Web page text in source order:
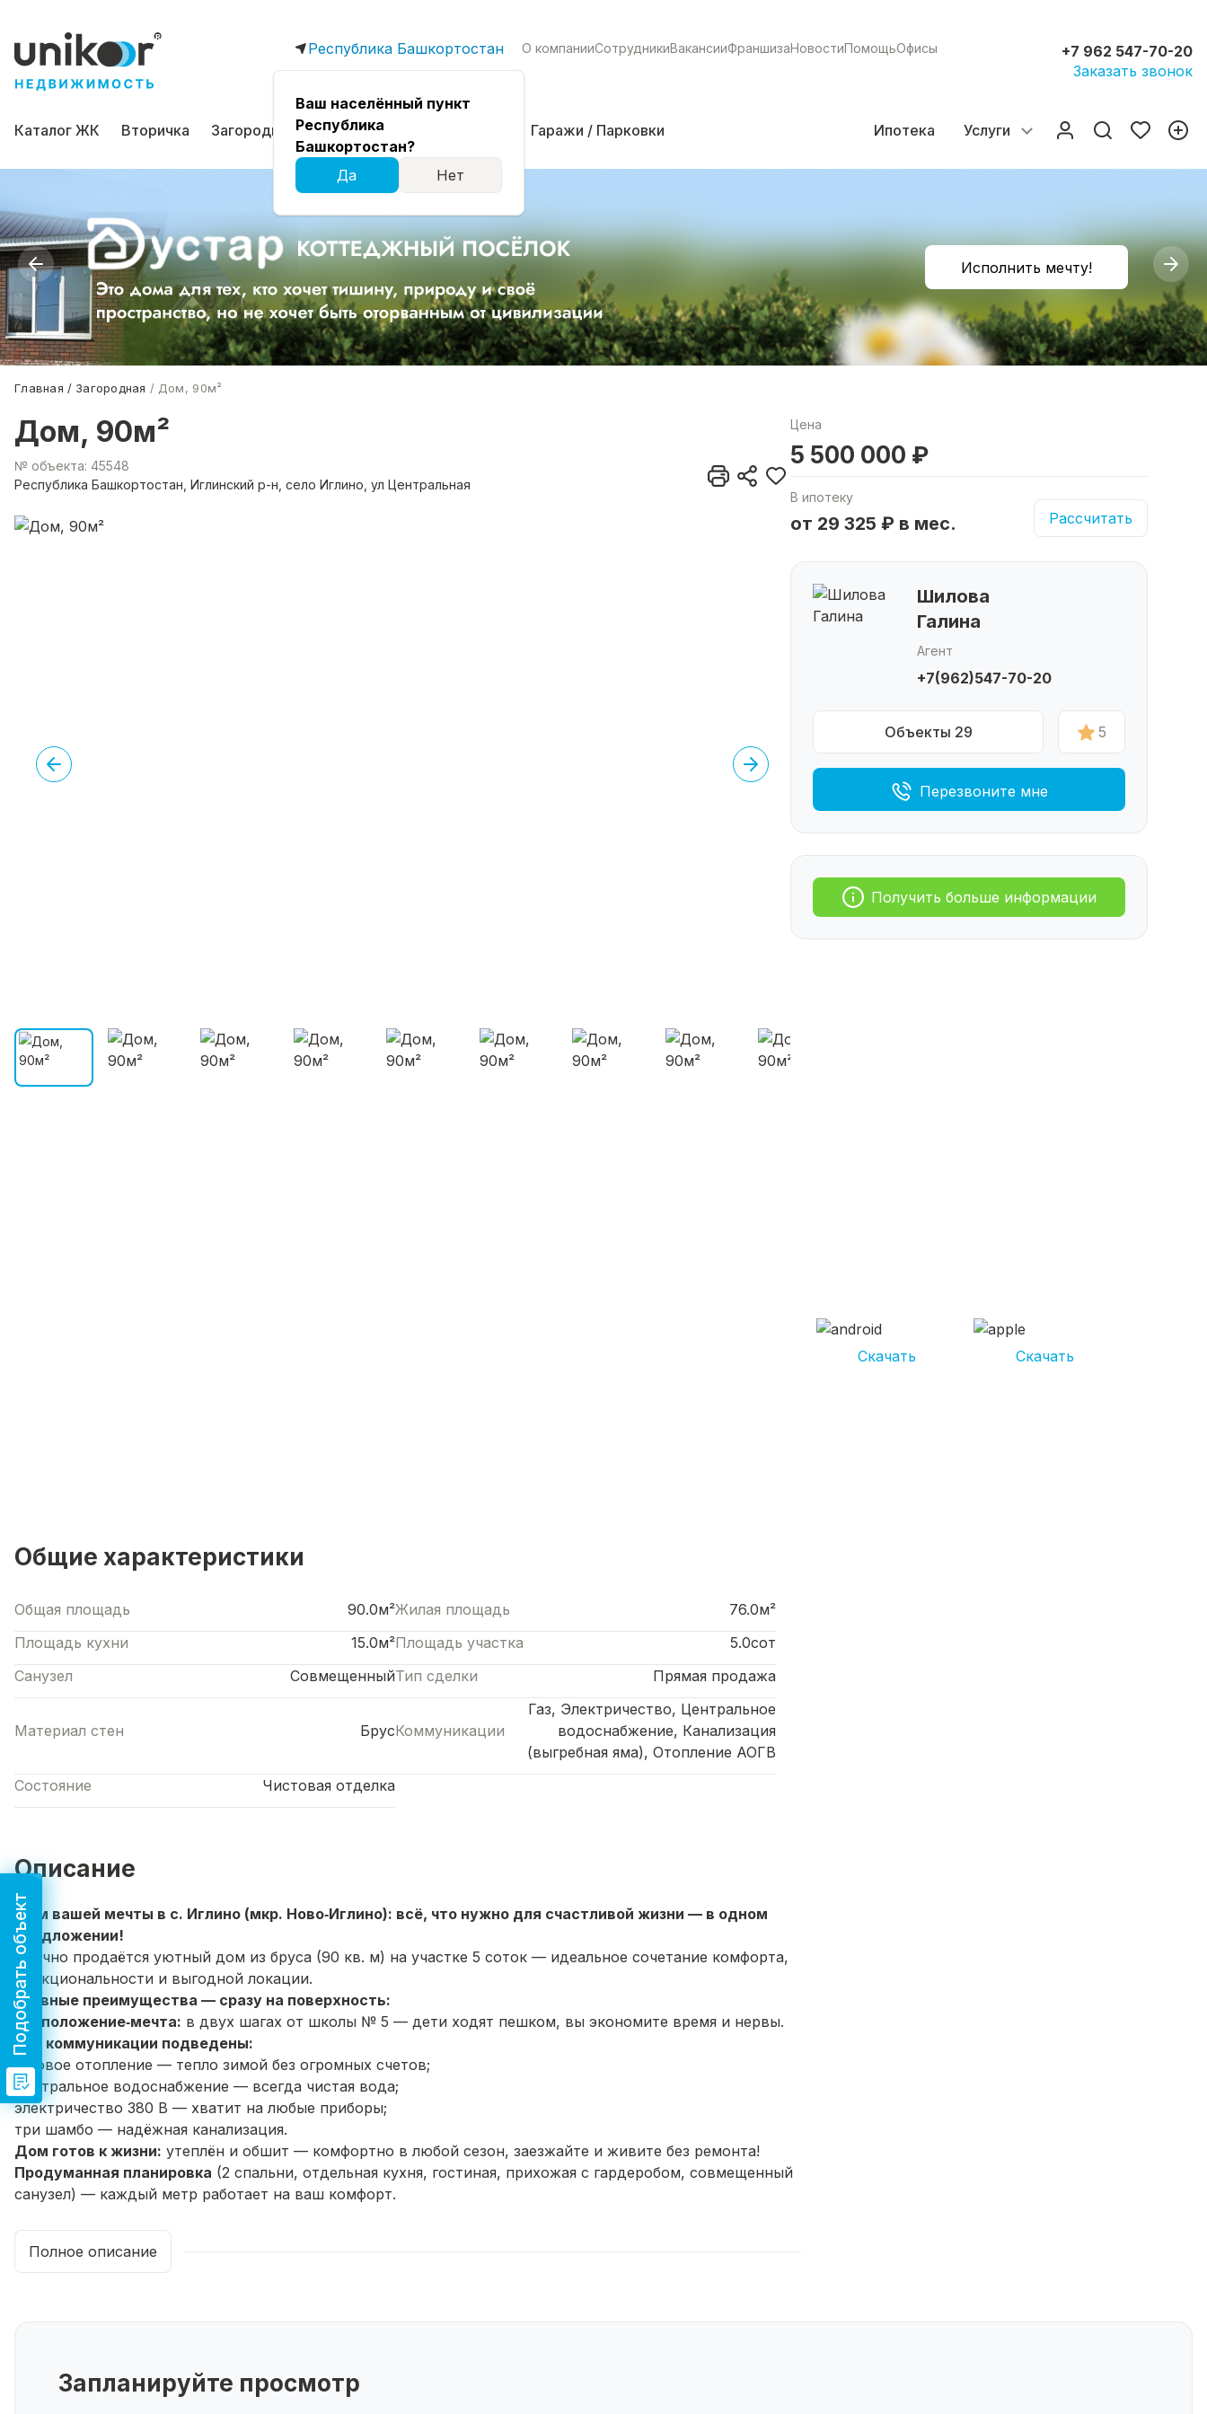
Республика Башкортостан
Ваш населённый пункт
Республика
Башкортостан?
Да
Нет
О компанииСотрудникиВакансииФраншизаНовостиПомощьОфисы
+7 962 547-70-20
Заказать звонок
Каталог ЖК Вторичка Загородная Коммерческая Гаражи / Парковки Ипотека Услуги
Исполнить мечту!
Главная Загородная Дом, 90м²
Дом, 90м²
№ объекта: 45548
Республика Башкортостан, Иглинский р-н, село Иглино, ул Центральная
Цена
5 500 000 ₽
В ипотеку
от 29 325 ₽ в мес. Рассчитать
Шилова
Галина
Агент
+7(962)547-70-20
Объекты 29 5
Перезвоните мне
Получить больше информации
Скачать Скачать
Общие характеристики
Общая площадь 90.0м²Жилая площадь
76.0м²
Площадь кухни
15.0м²Площадь участка
5.0сот
Санузел
СовмещенныйТип сделки Прямая продажа
Материал стен БрусКоммуникации
Газ, Электричество, Центральное
водоснабжение, Канализация
(выгребная яма), Отопление АОГВ
Состояние
Чистовая отделка
Описание
Дом вашей мечты в с. Иглино (мкр. Ново‑Иглино): всё, что нужно для счастливой жизни — в одном
предложении!
Срочно продаётся уютный дом из бруса (90 кв. м) на участке 5 соток — идеальное сочетание комфорта,
функциональности и выгодной локации.
Главные преимущества — сразу на поверхность:
Расположение‑мечта: в двух шагах от школы № 5 — дети ходят пешком, вы экономите время и нервы.
Все коммуникации подведены:
газовое отопление — тепло зимой без огромных счетов;
центральное водоснабжение — всегда чистая вода;
электричество 380 В — хватит на любые приборы;
три шамбо — надёжная канализация.
Дом готов к жизни: утеплён и обшит — комфортно в любой сезон, заезжайте и живите без ремонта!
Продуманная планировка (2 спальни, отдельная кухня, гостиная, прихожая с гардеробом, совмещенный
санузел) — каждый метр работает на ваш комфорт.
надёжный забор с откатными воротами — безопасность и приватность;
гараж — защита автомобиля;
Экологичный материал:дом из бруса — это натуральность, долговечность и особый микроклимат.
Экономию — низкие коммунальные платежи благодаря газу и утеплению.
Полное описание
Запланируйте просмотр
Подобрать объект